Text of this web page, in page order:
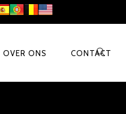
OVER ONS CONTACT